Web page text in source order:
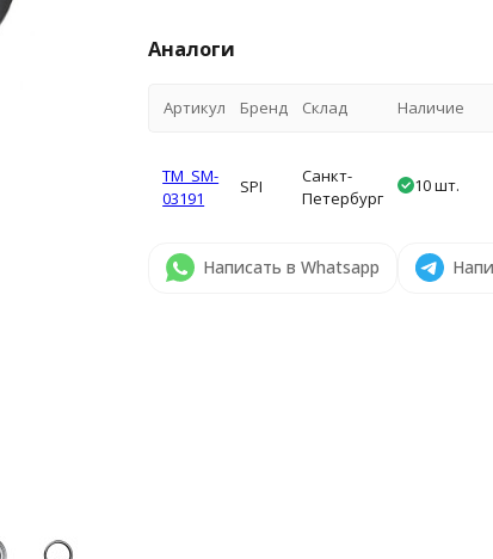
Аналоги
Артикул Бренд Склад Наличие
TM_SM-
03191
SPI
Санкт-
Петербург
10 шт.
Написать в Whatsapp